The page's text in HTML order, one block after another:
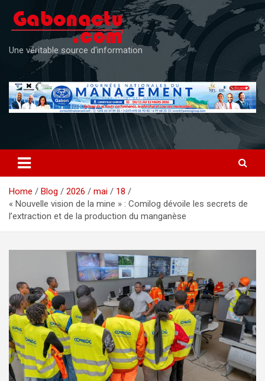
content
Une véritable source d'information
Home Blog 2026 mai
18
« Nouvelle vision de la mine » : Comilog dévoile les secrets de
l’extraction et de la production du manganèse